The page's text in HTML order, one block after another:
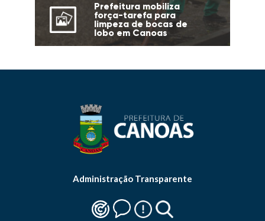
Prefeitura mobiliza
força-tarefa para
limpeza de bocas de
lobo em Canoas
Administração Transparente